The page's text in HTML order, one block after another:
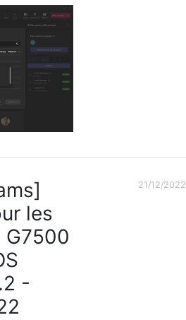
les
G7500
-
21/12/2022